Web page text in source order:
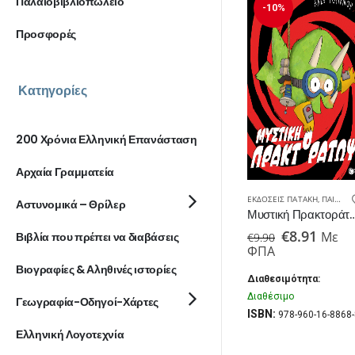
-10%
ΕΚΔΌΣΕΙΣ ΠΑΤΆΚΗ, ΠΑΙΔΙΚΆ ΒΙΒΛΊΑ
Μυστική
€9.90 Original
€9.90.
€8.91 Η
είναι:
Με
ΦΠΑ
Διαθεσιμότητα:
Διαθέσιμο
ISBN: 978-960-16-
Προσφορές
Κατηγορίες
200 Χρόνια Ελληνική Επανάσταση
Αρχαία Γραμματεία
Αστυνομικά – Θρίλερ
Βιβλία που πρέπει να διαβάσεις
Βιογραφίες & Αληθινές ιστορίες
Γεωγραφία-Οδηγοί-Χάρτες
Ελληνική Λογοτεχνία